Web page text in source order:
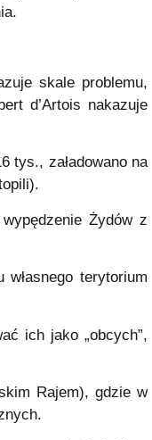
skale problemu,
d’Artois nakazuje
tys., załadowano na
Żydów z
terytorium
ich jako „obcych”,
Rajem), gdzie w